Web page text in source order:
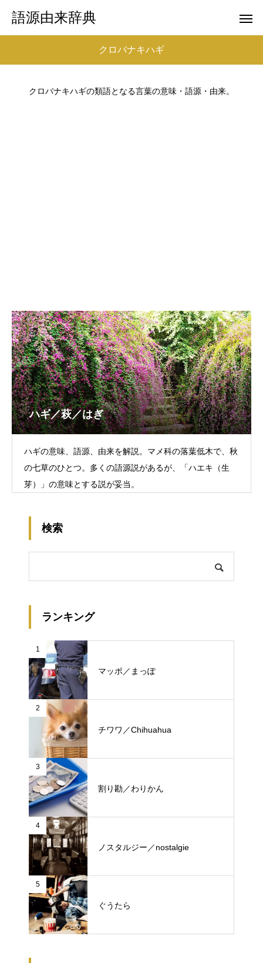
語源由来辞典
クロバナキハギ
クロバナキハギの類語となる言葉の意味・語源・由来。
ハギ／萩／はぎ
ハギの意味、語源、由来を解説。マメ科の落葉低木で、秋
の七草のひとつ。多くの語源説があるが、「ハエキ（生
芽）」の意味とする説が妥当。
検索
ランキング
1
マッポ／まっぽ
2
チワワ／Chihuahua
3
割り勘／わりかん
4
ノスタルジー／nostalgie
5
ぐうたら